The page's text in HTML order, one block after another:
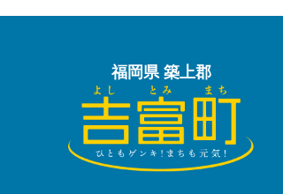
福岡県 築上郡